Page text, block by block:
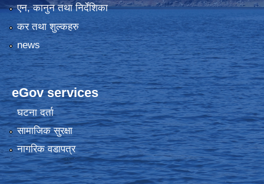
एन, कानुन तथा निर्देशिका
कर तथा शुल्कहरु
news
eGov services
घटना दर्ता
सामाजिक सुरक्षा
नागरिक वडापत्र